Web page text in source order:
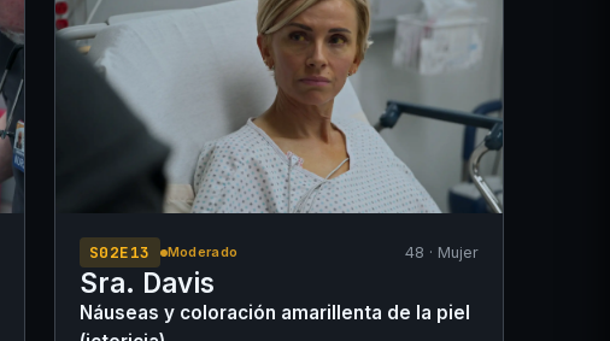
S02E13 Moderado 48 · Mujer
Sra. Davis
Náuseas y coloración amarillenta de la piel